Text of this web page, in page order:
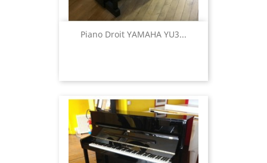
Piano Droit YAMAHA YU3...